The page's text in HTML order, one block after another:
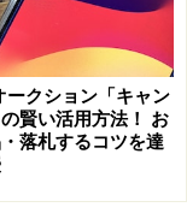
おすすめ3選
ークション「キャン
賢い活用方法！ お
落札するコツを達